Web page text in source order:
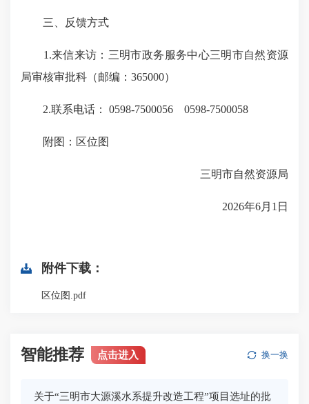
三、反馈方式
1.来信来访：三明市政务服务中心三明市自然资源
局审核审批科（邮编：365000）
2.联系电话： 0598-7500056 0598-7500058
附图：区位图
三明市自然资源局
2026年6月1日
附件下载：
区位图.pdf
智能推荐 点击进入 换一换
关于“三明市大源溪水系提升改造工程”项目选址的批